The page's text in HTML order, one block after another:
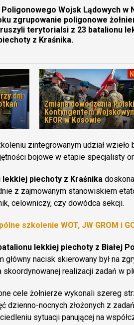
Wojsk Lądowych w
zgrupowanie poligonowe
terytorialsi z 23 batalionu
z Kraśnika.
dni
Zmiana dowodzenia
Kontyngentem
KFOR w Kosowie
zintegrowanym udział wzieło
bojowe w etapie specjalisty
lekkiej piechoty z Kraśnika
z zajmowanym stanowiskiem
celowniczy, czy dowódca sekcji.
szkolenie WOT, JW GROM i
lekkiej piechoty z Białej
główny nacisk skierowany był na
skoordynowanej realizacji zadań w
cele żołnierze wykonali szereg
dzienno-nocnych złożonych z
sytuacji panującej na